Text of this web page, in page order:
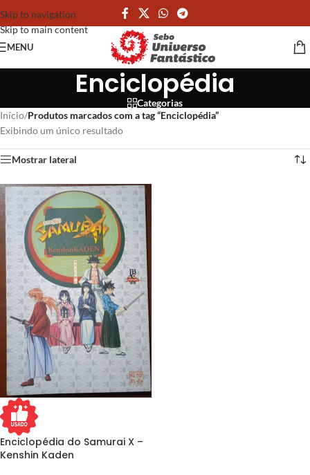
Skip to navigation
Skip to main content
MENU
Enciclopédia
Categorias
Início/Produtos marcados com a tag “Enciclopédia”
Exibindo um único resultado
Mostrar lateral
Enciclopédia do Samurai X –
Kenshin Kaden